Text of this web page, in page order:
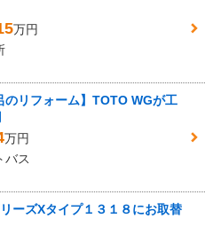
万円
のリフォーム】TOTO WGが工
万円
バス
ーズXタイプ１３１８にお取替